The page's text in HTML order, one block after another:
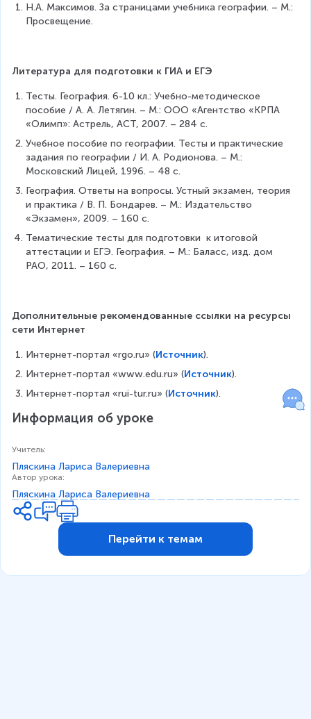
Н.А. Максимов. За страницами учебника географии. – М.:
Просвещение.
Литература для подготовки к ГИА и ЕГЭ
Тесты. География. 6-10 кл.: Учебно-методическое
пособие / А. А. Летягин. – М.: ООО «Агентство «КРПА
«Олимп»: Астрель, АСТ, 2007. – 284 с.
Учебное пособие по географии. Тесты и практические
задания по географии / И. А. Родионова. – М.:
Московский Лицей, 1996. – 48 с.
География. Ответы на вопросы. Устный экзамен, теория
и практика / В. П. Бондарев. – М.: Издательство
«Экзамен», 2009. – 160 с.
Тематические тесты для подготовки  к итоговой
аттестации и ЕГЭ. География. – М.: Баласс, изд. дом
РАО, 2011. – 160 с.
Дополнительные рекомендованные ссылки на ресурсы
сети Интернет
Интернет-портал «rgo.ru» (Источник).
Интернет-портал «www.edu.ru» (Источник).
Интернет-портал «rui-tur.ru» (Источник).
Информация об уроке
Учитель:
Пляскина Лариса Валериевна
Автор урока:
Пляскина Лариса Валериевна
Перейти к темам